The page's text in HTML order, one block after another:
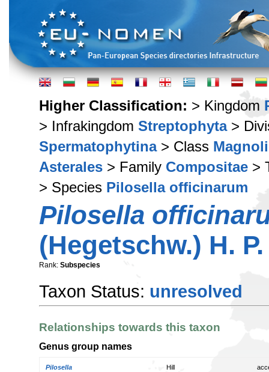
Higher Classification: > Kingdom
> Infrakingdom Streptophyta>
Spermatophytina> Class
Asterales > Family Compositae >
> Species Pilosella officinarum
Pilosella
(Hegetschw.) H.
Rank: Subspecies
Taxon Status: unresolved
Relationships towards this taxon
Genus group names
Pilosella Hill